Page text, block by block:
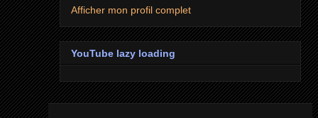
Afficher mon profil complet
YouTube lazy loading